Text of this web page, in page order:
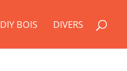
DIY BOIS DIVERS